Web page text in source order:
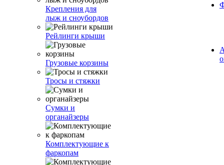
Крепления для
лыж и сноубордов
Рейлинги крыши
Грузовые корзины
Тросы и стяжки
Сумки и
органайзеры
Комплектующие к
фаркопам